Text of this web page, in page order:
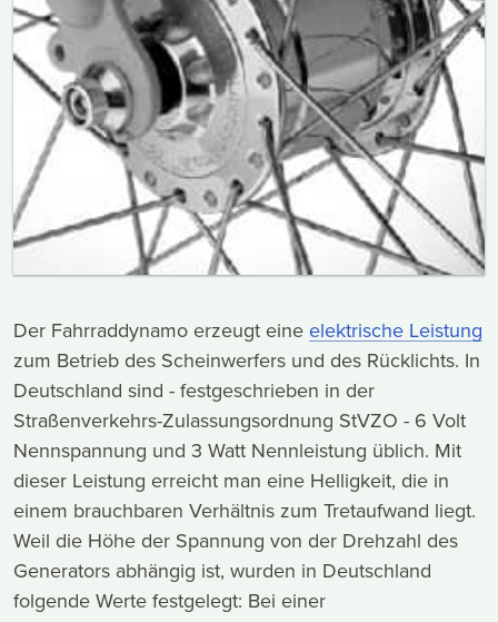
Der Fahrraddynamo erzeugt eine elektrische Leistung
zum Betrieb des Scheinwerfers und des Rücklichts. In
Deutschland sind - festgeschrieben in der
Straßenverkehrs-Zulassungsordnung StVZO - 6 Volt
Nennspannung und 3 Watt Nennleistung üblich. Mit
dieser Leistung erreicht man eine Helligkeit, die in
einem brauchbaren Verhältnis zum Tretaufwand liegt.
Weil die Höhe der Spannung von der Drehzahl des
Generators abhängig ist, wurden in Deutschland
folgende Werte festgelegt: Bei einer